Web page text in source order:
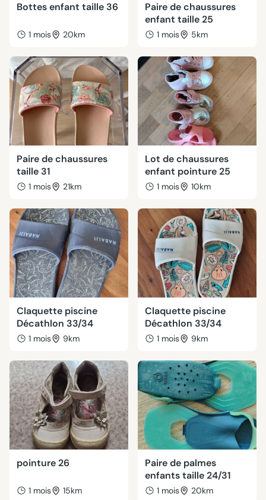
Bottes enfant taille 36
1 mois 20km
Paire de chaussures
enfant taille 25
1 mois 5km
Paire de chaussures
taille 31
1 mois 21km
Lot de chaussures
enfant pointure 25
1 mois 10km
Claquette piscine
Décathlon 33/34
1 mois 9km
Claquette piscine
Décathlon 33/34
1 mois 9km
pointure 26
1 mois 15km
Paire de palmes
enfants taille 24/31
1 mois 20km